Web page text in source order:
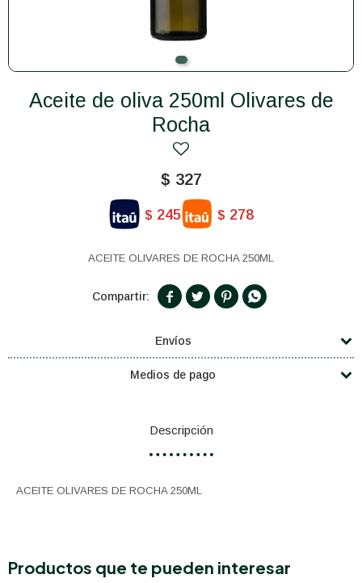
Aceite de oliva 250ml Olivares de
Rocha
$ 327
$ 245 $ 278
ACEITE OLIVARES DE ROCHA 250ML
   
Envíos
Medios de pago
Descripción
ACEITE OLIVARES DE ROCHA 250ML
Productos que te pueden interesar